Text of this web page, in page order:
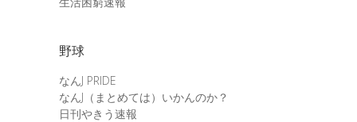
野球
なんJ PRIDE
なんJ（まとめては）いかんのか？
日刊やきう速報